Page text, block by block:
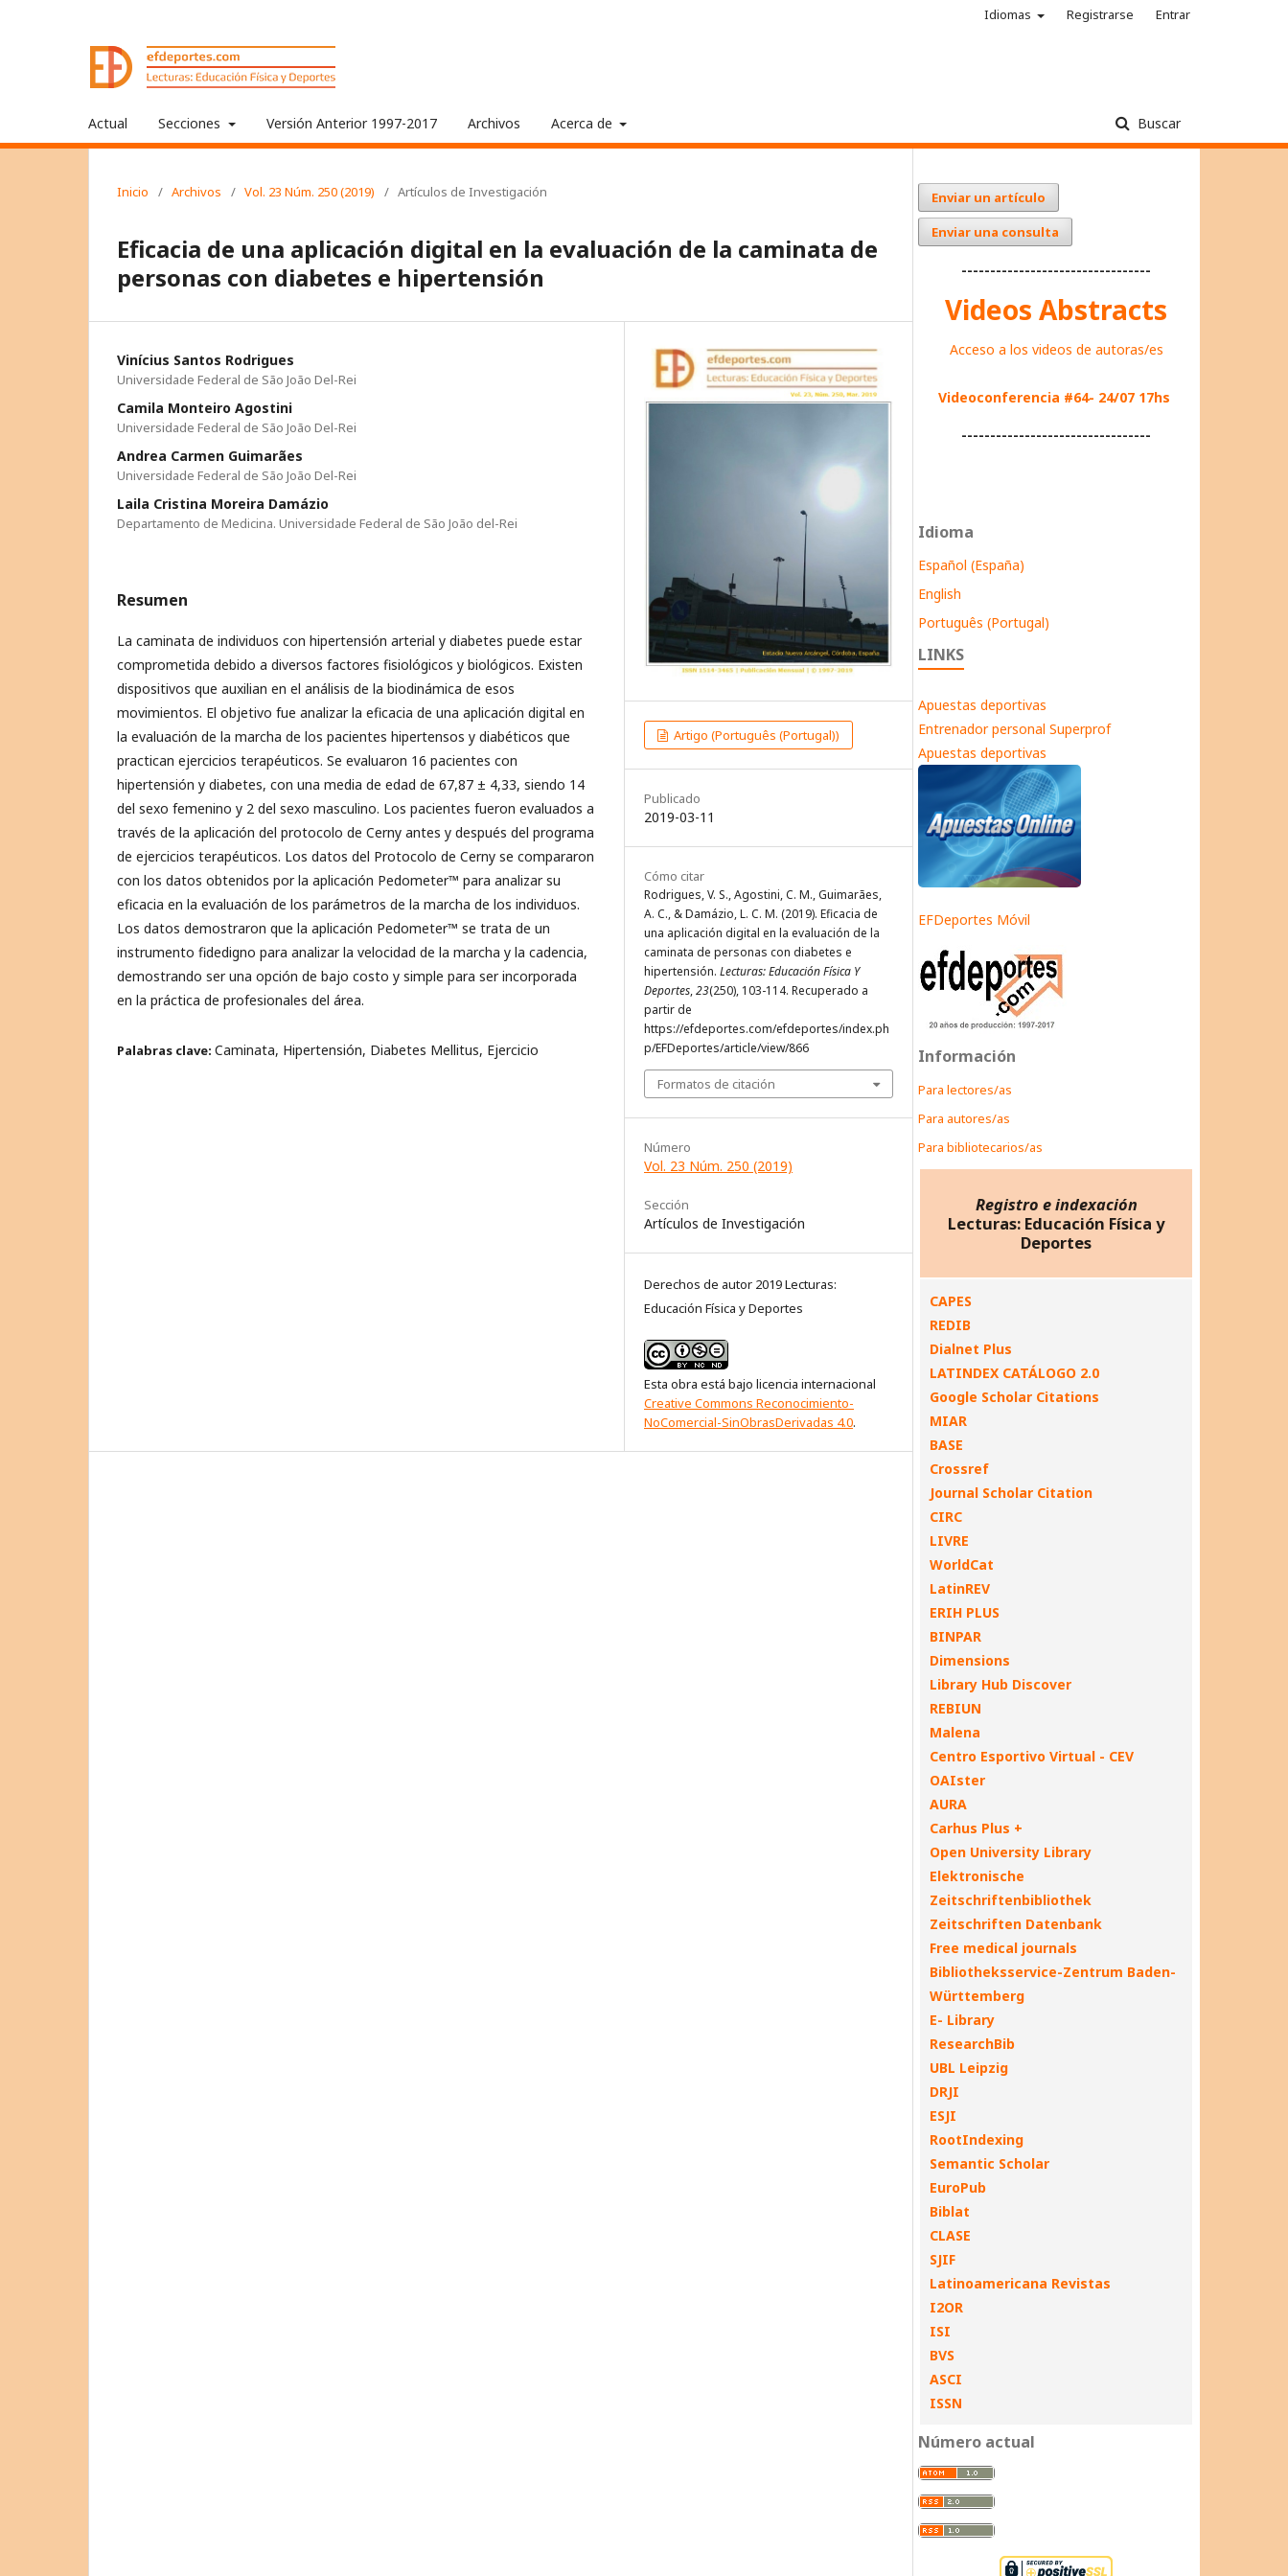
Actual Secciones Versión Anterior 1997-2017 Archivos Acerca de Buscar
Idiomas Registrarse Entrar
Inicio / Archivos / Vol. 23 Núm. 250 (2019) / Artículos de Investigación
Eficacia de una aplicación digital en la evaluación de la caminata de
personas con diabetes e hipertensión
Vinícius Santos Rodrigues
Universidade Federal de São João Del-Rei
Camila Monteiro Agostini
Universidade Federal de São João Del-Rei
Andrea Carmen Guimarães
Universidade Federal de São João Del-Rei
Laila Cristina Moreira Damázio
Departamento de Medicina. Universidade Federal de São João del-Rei
Resumen
La caminata de individuos con hipertensión arterial y diabetes puede estar
comprometida debido a diversos factores fisiológicos y biológicos. Existen
dispositivos que auxilian en el análisis de la biodinámica de esos
movimientos. El objetivo fue analizar la eficacia de una aplicación digital en
la evaluación de la marcha de los pacientes hipertensos y diabéticos que
practican ejercicios terapéuticos. Se evaluaron 16 pacientes con
hipertensión y diabetes, con una media de edad de 67,87 ± 4,33, siendo 14
del sexo femenino y 2 del sexo masculino. Los pacientes fueron evaluados a
través de la aplicación del protocolo de Cerny antes y después del programa
de ejercicios terapéuticos. Los datos del Protocolo de Cerny se compararon
con los datos obtenidos por la aplicación Pedometer™ para analizar su
eficacia en la evaluación de los parámetros de la marcha de los individuos.
Los datos demostraron que la aplicación Pedometer™ se trata de un
instrumento fidedigno para analizar la velocidad de la marcha y la cadencia,
demostrando ser una opción de bajo costo y simple para ser incorporada
en la práctica de profesionales del área.
Palabras clave: Caminata, Hipertensión, Diabetes Mellitus, Ejercicio
Artigo (Português (Portugal))
Publicado
2019-03-11
Cómo citar
Rodrigues, V. S., Agostini, C. M., Guimarães,
A. C., & Damázio, L. C. M. (2019). Eficacia de
una aplicación digital en la evaluación de la
caminata de personas con diabetes e
hipertensión. Lecturas: Educación Física Y
Deportes,23(250), 103-114. Recuperado a
partir de
https://efdeportes.com/efdeportes/index.ph
p/EFDeportes/article/view/866
Formatos de citación
Número
Vol. 23 Núm. 250 (2019)
Sección
Artículos de Investigación
Derechos de autor 2019 Lecturas:
Educación Física y Deportes
Esta obra está bajo licencia internacional
Creative Commons Reconocimiento-
NoComercial-SinObrasDerivadas 4.0.
Enviar un artículo
Enviar una consulta
---------------------------------
Videos Abstracts
Acceso a los videos de autoras/es
Videoconferencia #64- 24/07 17hs
---------------------------------
Idioma
Español (España)
English
Português (Portugal)
LINKS
Apuestas deportivas
Entrenador personal Superprof
Apuestas deportivas
EFDeportes Móvil
Información
Para lectores/as
Para autores/as
Para bibliotecarios/as
Registro e indexación
Lecturas: Educación Física y
Deportes
CAPES
REDIB
Dialnet Plus
LATINDEX CATÁLOGO 2.0
Google Scholar Citations
MIAR
BASE
Crossref
Journal Scholar Citation
CIRC
LIVRE
WorldCat
LatinREV
ERIH PLUS
BINPAR
Dimensions
Library Hub Discover
REBIUN
Malena
Centro Esportivo Virtual - CEV
OAIster
AURA
Carhus Plus +
Open University Library
Elektronische
Zeitschriftenbibliothek
Zeitschriften Datenbank
Free medical journals
Bibliotheksservice-Zentrum Baden-
Württemberg
E- Library
ResearchBib
UBL Leipzig
DRJI
ESJI
RootIndexing
Semantic Scholar
EuroPub
Biblat
CLASE
SJIF
Latinoamericana Revistas
I2OR
ISI
BVS
ASCI
ISSN
Número actual